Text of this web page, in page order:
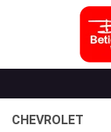
CHEVROLET